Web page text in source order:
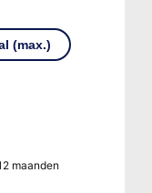
(max.)
maanden